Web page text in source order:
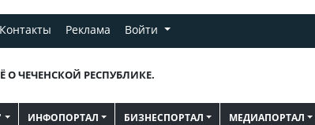
Контакты Реклама Войти
О ЧЕЧЕНСКОЙ РЕСПУБЛИКЕ.
ИНФОПОРТАЛ БИЗНЕСПОРТАЛ МЕДИАПОРТАЛ